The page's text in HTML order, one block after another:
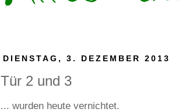
DIENSTAG, 3. DEZEMBER 2013
Tür 2 und 3
... wurden heute vernichtet.